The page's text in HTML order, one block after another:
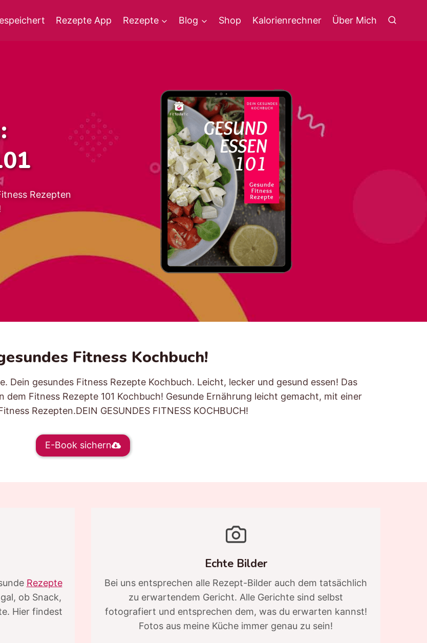
Rezepte App Rezepte Blog Shop Kalorienrechner Über Mich
Rezepten
Fitness Kochbuch!
Dein gesundes Fitness Rezepte Kochbuch. Leicht, lecker und gesund essen! Das
Fitness Rezepte 101 Kochbuch! Gesunde Ernährung leicht gemacht, mit einer
Rezepten.DEIN GESUNDES FITNESS KOCHBUCH!
E-Book sichern
Rezepte
ob Snack,
Hier findest
Echte Bilder
Bei uns entsprechen alle Rezept-Bilder auch dem tatsächlich
zu erwartendem Gericht. Alle Gerichte sind selbst
fotografiert und entsprechen dem, was du erwarten kannst!
Fotos aus meine Küche immer genau zu sein!